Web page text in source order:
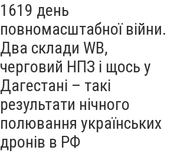
1619 день
повномасштабної війни.
Два склади WB,
черговий НПЗ і щось у
Дагестані – такі
результати нічного
полювання українських
дронів в РФ